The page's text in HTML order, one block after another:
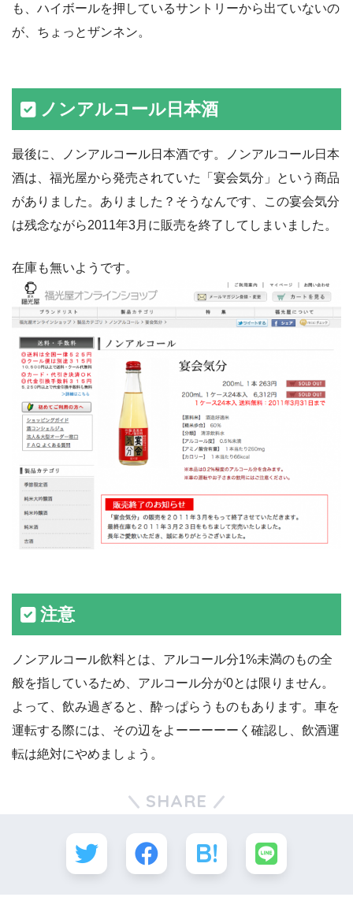
も、ハイボールを押しているサントリーから出ていないの
が、ちょっとザンネン。
ノンアルコール日本酒
最後に、ノンアルコール日本酒です。ノンアルコール日本
酒は、福光屋から発売されていた「宴会気分」という商品
がありました。ありました？そうなんです、この宴会気分
は残念ながら2011年3月に販売を終了してしまいました。
在庫も無いようです。
注意
ノンアルコール飲料とは、アルコール分1%未満のもの全
般を指しているため、アルコール分が0とは限りません。
よって、飲み過ぎると、酔っぱらうものもあります。車を
運転する際には、その辺をよーーーーーく確認し、飲酒運
転は絶対にやめましょう。
SHARE